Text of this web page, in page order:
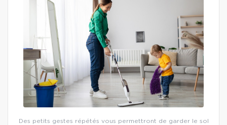
Des petits gestes répétés vous permettront de garder le sol